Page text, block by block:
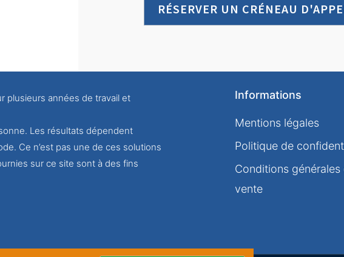
RÉSERVER UN CRÉNEAU
plusieurs années de travail et
Les résultats dépendent
Ce n’est pas une de ces solutions
sur ce site sont à des fins
Informations
Mentions légales
Politique de
Conditions générales
vente